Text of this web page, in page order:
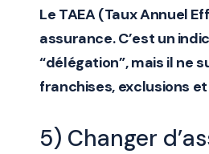
Le TAEA(Taux Annuel
assurance. C’est un
“délégation”, mais il ne
franchises, exclusions et
5) Changer